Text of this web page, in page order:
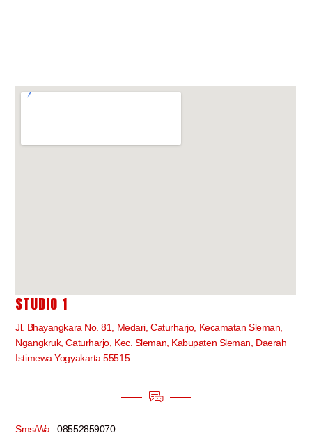
STUDIO 1
Jl. Bhayangkara No. 81, Medari, Caturharjo, Kecamatan Sleman,
Ngangkruk, Caturharjo, Kec. Sleman, Kabupaten Sleman, Daerah
Istimewa Yogyakarta 55515
Sms/Wa :08552859070